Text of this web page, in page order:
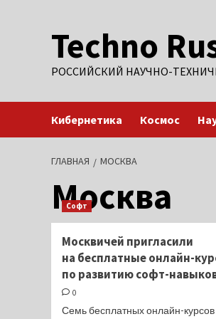
содержимомуTechno
РОССИЙСКИЙ НАУЧНО-
Кибернетика Космос
ГЛАВНАЯ МОСКВА
Москва
Софт
Москвичей пригласили
на бесплатные онлайн-
по развитию софт-
0
Семь бесплатных онлайн-